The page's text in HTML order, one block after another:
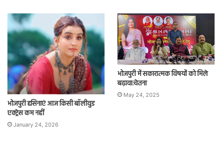
भोजपुरी हसिनाएं आज किसी बॉलीवुड
एक्ट्रेस कम नहीं
January 24, 2026
भोजपुरी में सकारात्मक विषयों को मिले
बढ़ावा:चेतना
May 24, 2025